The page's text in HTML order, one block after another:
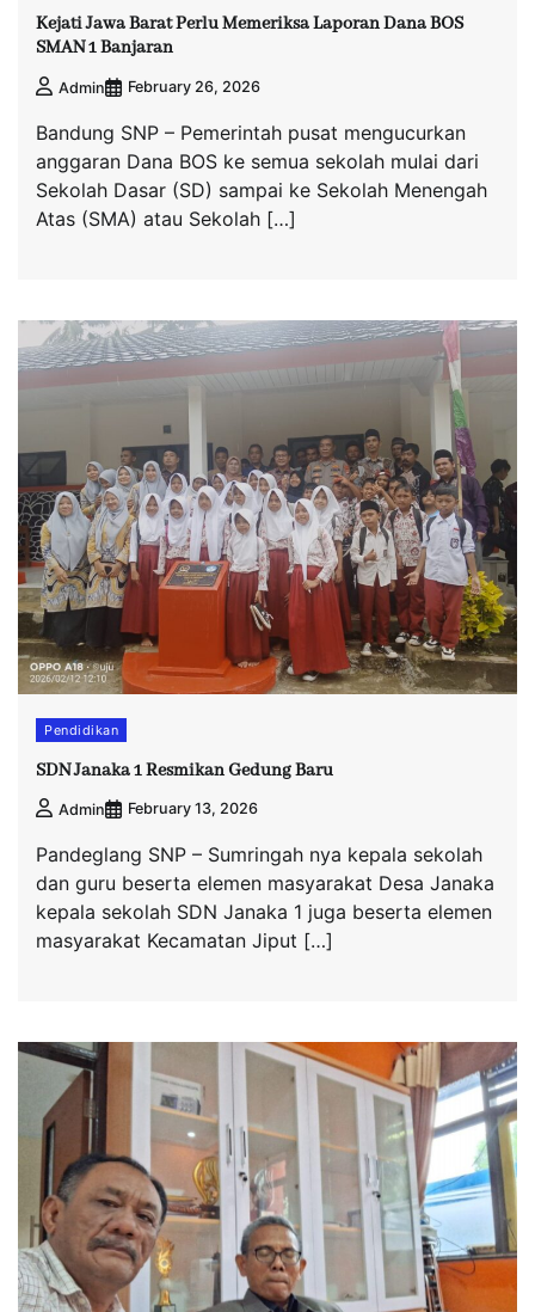
Kejati Jawa Barat Perlu Memeriksa Laporan Dana BOS
SMAN 1 Banjaran
Admin February 26, 2026
Bandung SNP – Pemerintah pusat mengucurkan
anggaran Dana BOS ke semua sekolah mulai dari
Sekolah Dasar (SD) sampai ke Sekolah Menengah
Atas (SMA) atau Sekolah […]
Pendidikan
SDN Janaka 1 Resmikan Gedung Baru
Admin February 13, 2026
Pandeglang SNP – Sumringah nya kepala sekolah
dan guru beserta elemen masyarakat Desa Janaka
kepala sekolah SDN Janaka 1 juga beserta elemen
masyarakat Kecamatan Jiput […]